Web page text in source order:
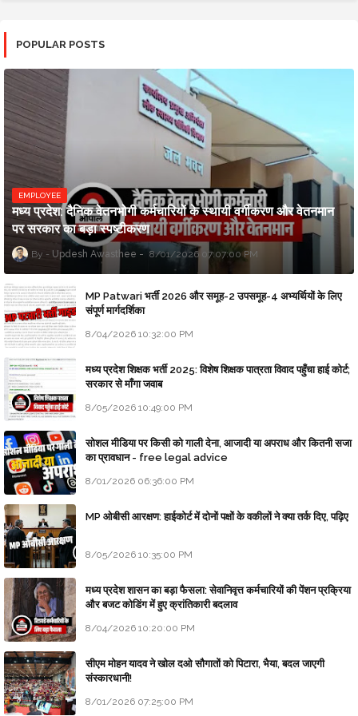
POPULAR POSTS
EMPLOYEE
मध्य प्रदेश: दैनिक वेतनभोगी कर्मचारियों के स्थायी वर्गीकरण और वेतनमान
पर सरकार का बड़ा स्पष्टीकरण
Updesh Awasthee 8/01/2026 07:07:00 PM
MP Patwari भर्ती 2026 और समूह-2 उपसमूह-4 अभ्यर्थियों के लिए
संपूर्ण मार्गदर्शिका
8/04/2026 10:32:00 PM
मध्य प्रदेश शिक्षक भर्ती 2025: विशेष शिक्षक पात्रता विवाद पहुँचा हाई कोर्ट;
सरकार से माँगा जवाब
8/05/2026 10:49:00 PM
सोशल मीडिया पर किसी को गाली देना, आजादी या अपराध और कितनी सजा
का प्रावधान - free legal advice
8/01/2026 06:36:00 PM
MP ओबीसी आरक्षण: हाईकोर्ट में दोनों पक्षों के वकीलों ने क्या तर्क दिए, पढ़िए
8/05/2026 10:35:00 PM
मध्य प्रदेश शासन का बड़ा फैसला: सेवानिवृत्त कर्मचारियों की पेंशन प्रक्रिया
और बजट कोडिंग में हुए क्रांतिकारी बदलाव
8/04/2026 10:20:00 PM
सीएम मोहन यादव ने खोल दओ सौगातों को पिटारा, भैया, बदल जाएगी
संस्कारधानी!
8/01/2026 07:25:00 PM